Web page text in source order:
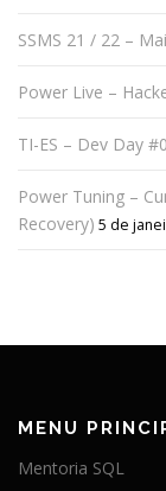
SSMS 21 / 22 –
Power Live –
TI-ES – Dev Day
Power Tuning –
Recovery) 5 de
MENU
Mentoria SQL